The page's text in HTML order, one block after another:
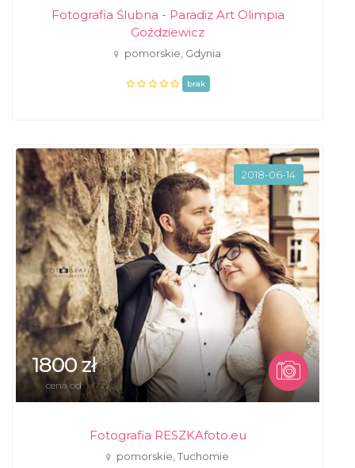
Fotografia Ślubna - Paradiz Art Olimpia
Goździewicz
pomorskie, Gdynia
brak
2018-06-14
1800 zł
cena od
Fotografia RESZKAfoto.eu
pomorskie, Tuchomie